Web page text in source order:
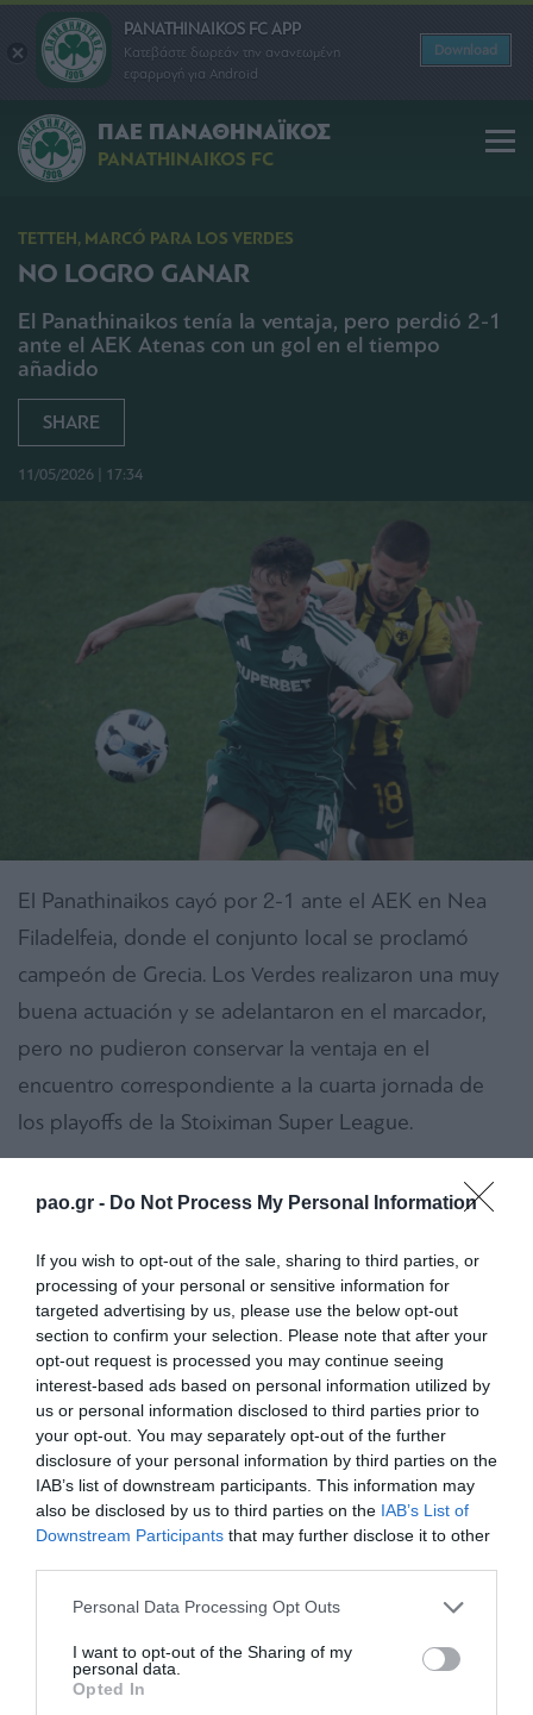
pao.gr - Do Not Process My Personal Information
If you wish to opt-out of the sale, sharing to third parties, or
processing of your personal or sensitive information for
targeted advertising by us, please use the below opt-out
section to confirm your selection. Please note that after your
opt-out request is processed you may continue seeing
interest-based ads based on personal information utilized by
us or personal information disclosed to third parties prior to
your opt-out. You may separately opt-out of the further
disclosure of your personal information by third parties on the
IAB’s list of downstream participants. This information may
also be disclosed by us to third parties on the IAB’s List of
Downstream Participants that may further disclose it to other
Please note that this website/app uses one or more Google
not limited to your visit or usage behaviour. You may click to
grant or deny consent to Google and its third-party tags to
use your data for below specified purposes in below Google
Personal Data Processing Opt Outs
I want to opt-out of the Sharing of my
personal data.
Opted In
PANATHINAIKOS FC APP
Κατεβάστε δωρεάν την ανανεωμένη
εφαρμογή για Android
Download
ΠΑΕ ΠΑΝΑΘΗΝΑΪΚΟΣ
PANATHINAIKOS FC
TETTEH, MARCÓ PARA LOS VERDES
NO LOGRO GANAR
El Panathinaikos tenía la ventaja, pero perdió 2-1
ante el AEK Atenas con un gol en el tiempo
añadido
SHARE
11/05/2026 | 17:34
El Panathinaikos cayó por 2-1 ante el AEK en Nea
Filadelfeia, donde el conjunto local se proclamó
campeón de Grecia. Los Verdes realizaron una muy
buena actuación y se adelantaron en el marcador,
pero no pudieron conservar la ventaja en el
encuentro correspondiente a la cuarta jornada de
los playoffs de la Stoiximan Super League.
El Panathinaikos generó su primera ocasión en el
minuto 6, cuando, tras un centro de Kyriakopoulos,
Pantelidis recibió el balón y remató al primer palo
de Strakosha, quien detuvo el disparo. Los Verdes
tuvieron otra clara oportunidad en el minuto 38 con
un potente remate de Kontouris desde 20 metros,
pero nuevamente el guardameta de AEK respondió
de forma decisiva. Por su parte, los locales
inquietaron en el minuto 7 con un disparo raso de
Koita que Lafont neutralizó con seguridad.
En la segunda mitad, los jugadores del Panathinaikos
tomaron el control absoluto del partido e
peligrosos al contragolpe y, en una de esas acciones